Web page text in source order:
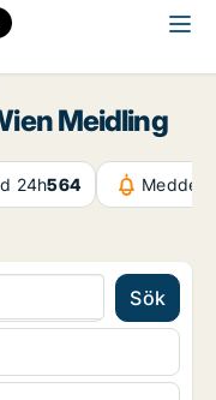
Meidling
24h564
Sök